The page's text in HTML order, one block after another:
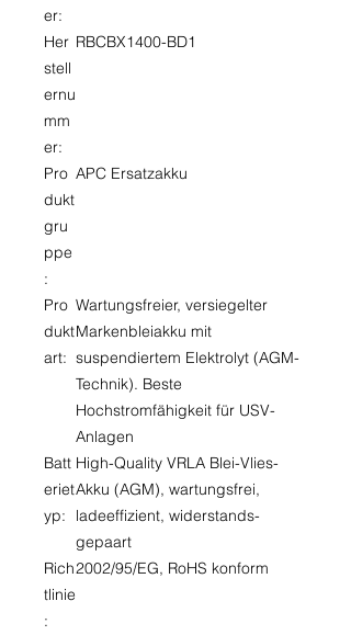
er:
Her
stell
ernu
mm
er:
RBCBX1400-BD1
Pro
dukt
gru
ppe
:
APC Ersatzakku
Pro
dukt
art:
Wartungsfreier, versiegelter
Markenbleiakku mit
suspendiertem Elektrolyt (AGM-
Technik). Beste
Hochstromfähigkeit für USV-
Anlagen
Batt
eriet
yp:
High-Quality VRLA Blei-Vlies-
Akku (AGM), wartungsfrei,
ladeeffizient, widerstands-
gepaart
Rich
tlinie
:
2002/95/EG, RoHS konform